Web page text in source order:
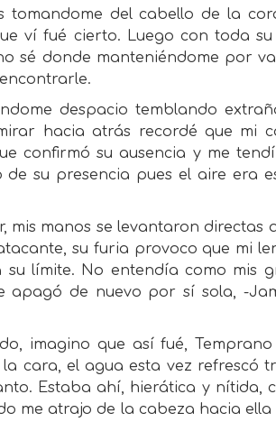
tomandome del cabello de la
ví fué cierto. Luego con toda
sé donde manteniéndome por
despacio temblando
hacia atrás recordé que mi
confirmó su ausencia y me
su presencia pues el aire era
mis manos se levantaron directas
su furia provoco que mi
límite. No entendía como mis
de nuevo por sí sola, -
imagino que así fué,
cara, el agua esta vez refrescó
Estaba ahí, hierática y nítida,
me atrajo de la cabeza hacia